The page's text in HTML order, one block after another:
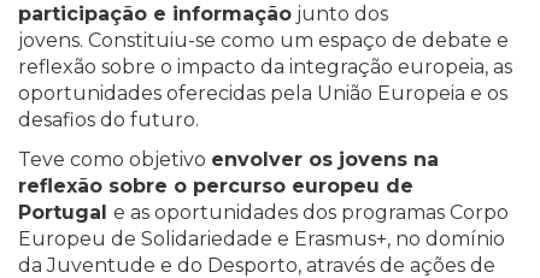
participação e informação junto dos
jovens. Constituiu-se como um espaço de debate e
reflexão sobre o impacto da integração europeia, as
oportunidades oferecidas pela União Europeia e os
desafios do futuro.
Teve como objetivo envolver os jovens na
reflexão sobre o percurso europeu de
Portugal e as oportunidades dos programas Corpo
Europeu de Solidariedade e Erasmus+, no domínio
da Juventude e do Desporto, através de ações de